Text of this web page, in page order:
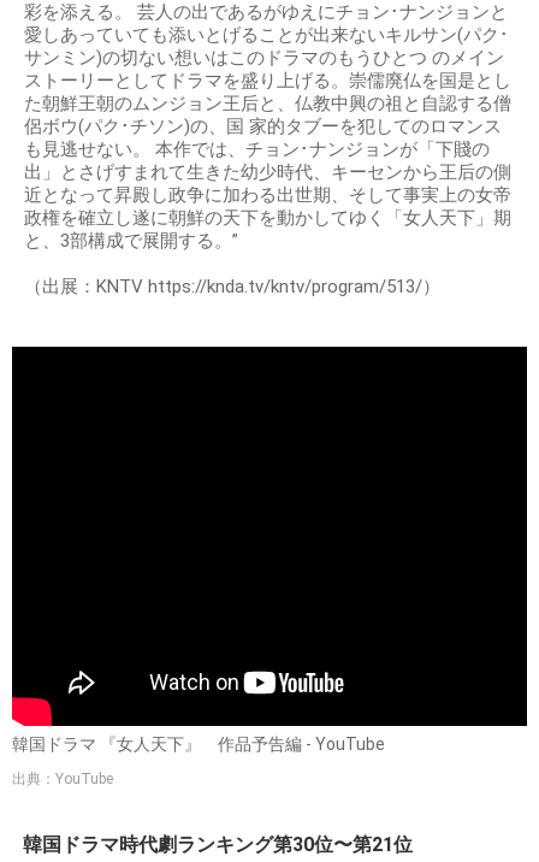
彩を添える。 芸人の出であるがゆえにチョン･ナンジョンと
愛しあっていても添いとげることが出来ないキルサン(パク･
サンミン)の切ない想いはこのドラマのもうひとつ のメイン
ストーリーとしてドラマを盛り上げる。崇儒廃仏を国是とし
た朝鮮王朝のムンジョン王后と、仏教中興の祖と自認する僧
侶ボウ(パク･チソン)の、国 家的タブーを犯してのロマンス
も見逃せない。 本作では、チョン･ナンジョンが「下賤の
出」とさげすまれて生きた幼少時代、キーセンから王后の側
近となって昇殿し政争に加わる出世期、そして事実上の女帝
政権を確立し遂に朝鮮の天下を動かしてゆく「女人天下」期
と、3部構成で展開する。”
（出展：KNTV https://knda.tv/kntv/program/513/）
韓国ドラマ 『女人天下』 作品予告編 - YouTube
出典：YouTube
韓国ドラマ時代劇ランキング第30位〜第21位